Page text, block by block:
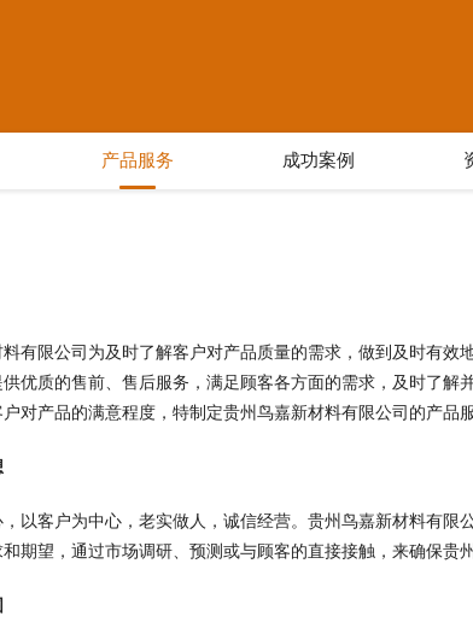
产品服务 成功案例
有限公司为及时了解客户对产品质量的需求，做到及时有
优质的售前、售后服务，满足顾客各方面的需求，及时了
对产品的满意程度，特制定贵州鸟嘉新材料有限公司的产品服
，以客户为中心，老实做人，诚信经营。贵州鸟嘉新材料有
期望，通过市场调研、预测或与顾客的直接接触，来确保贵